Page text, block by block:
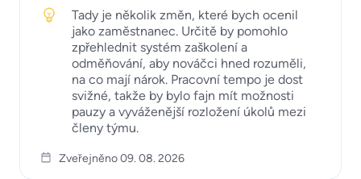
Tady je několik změn, které bych ocenil
jako zaměstnanec. Určitě by pomohlo
zpřehlednit systém zaškolení a
odměňování, aby nováčci hned rozuměli,
na co mají nárok. Pracovní tempo je dost
svižné, takže by bylo fajn mít možnosti
pauzy a vyváženější rozložení úkolů mezi
členy týmu.
Zveřejněno 09. 08. 2026